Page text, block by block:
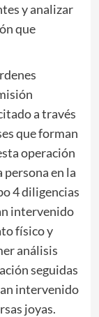
y analizar
que
a través
que forman
operación
en la
4 diligencias
intervenido
físico y
análisis
seguidas
intervenido
joyas.